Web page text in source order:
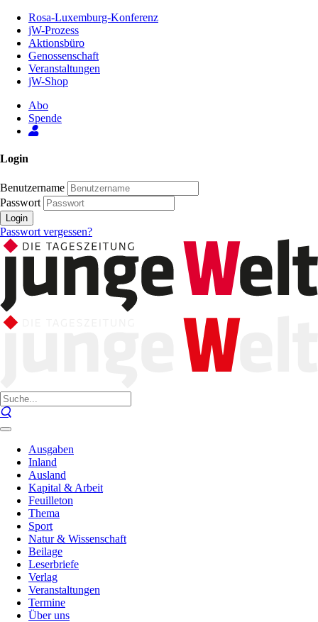
Inhalt
Seite
Rosa-Luxemburg-Konferenz
jW-Prozess
Aktionsbüro
Genossenschaft
Veranstaltungen
jW-Shop
Abo
Spende
Login
Benutzername
Passwort
Login
Passwort vergessen?
Ausgaben
Inland
Ausland
Kapital & Arbeit
Feuilleton
Thema
Sport
Natur & Wissenschaft
Beilage
Leserbriefe
Verlag
Veranstaltungen
Termine
Über uns